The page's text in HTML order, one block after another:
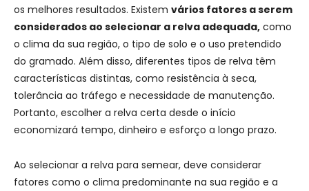
os melhores resultados. Existem vários fatores a serem
considerados ao selecionar a relva adequada, como
o clima da sua região, o tipo de solo e o uso pretendido
do gramado. Além disso, diferentes tipos de relva têm
características distintas, como resistência à seca,
tolerância ao tráfego e necessidade de manutenção.
Portanto, escolher a relva certa desde o início
economizará tempo, dinheiro e esforço a longo prazo.
Ao selecionar a relva para semear, deve considerar
fatores como o clima predominante na sua região e a